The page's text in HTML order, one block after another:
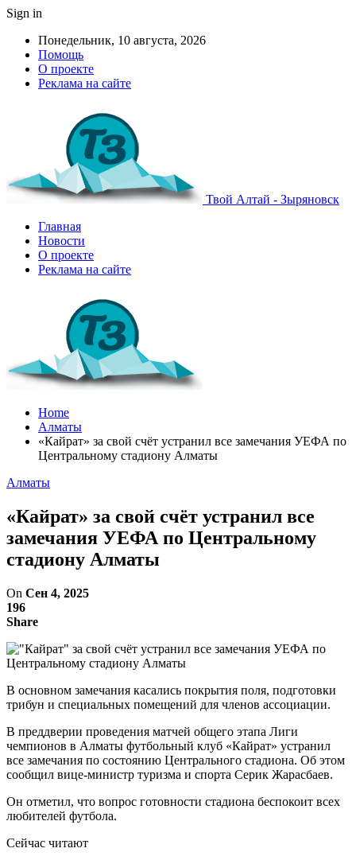
Sign in
Понедельник, 10 августа, 2026
Помощь
О проекте
Реклама на сайте
Твой Алтай - Зыряновск
Главная
Новости
О проекте
Реклама на сайте
Home
Алматы
«Кайрат» за свой счёт устранил все замечания УЕФА по
Центральному стадиону Алматы
Алматы
«Кайрат» за свой счёт устранил все
замечания УЕФА по Центральному
стадиону Алматы
On Сен 4, 2025
196
Share
В основном замечания касались покрытия поля, подготовки
трибун и специальных помещений для членов ассоциации.
В преддверии проведения матчей общего этапа Лиги
чемпионов в Алматы футбольный клуб «Кайрат» устранил
все замечания по состоянию Центрального стадиона. Об этом
сообщил вице-министр туризма и спорта Серик Жарасбаев.
Он отметил, что вопрос готовности стадиона беспокоит всех
любителей футбола.
Сейчас читают